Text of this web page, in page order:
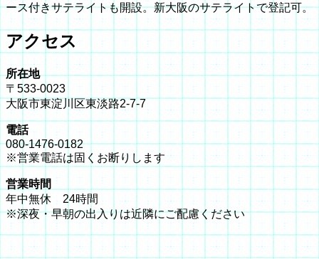
ース付きサテライトも開設。新大阪のサテライトで登記可。
アクセス
所在地
〒533-0023
大阪市東淀川区東淡路2-7-7
電話
080-1476-0182
※営業電話は固くお断りします
営業時間
年中無休 24時間
※深夜・早朝の出入りは近隣にご配慮ください